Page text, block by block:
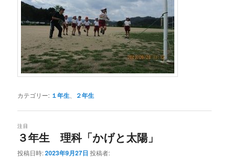
カテゴリー: １年生 ２年生
３年生 理科「かげと太陽」
注目
投稿日時:2023年9月27日 投稿者: